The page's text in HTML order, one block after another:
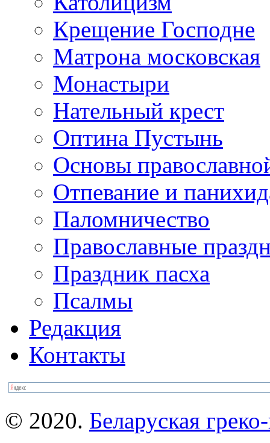
Крещение Господне
Матрона московская
Монастыри
Нательный крест
Оптина Пустынь
Основы
Отпевание и
Паломничество
Православные
Праздник пасха
Псалмы
Редакция
Контакты
© 2020. Беларуская